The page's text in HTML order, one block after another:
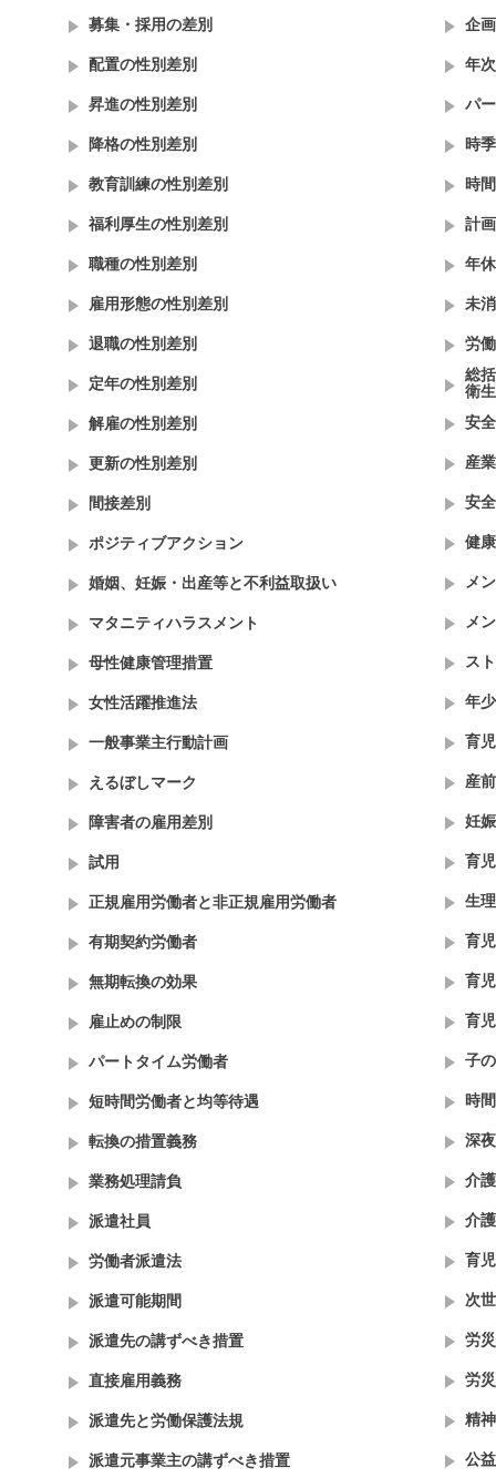
募集・採用の差別
配置の性別差別
昇進の性別差別
降格の性別差別
教育訓練の性別差別
福利厚生の性別差別
職種の性別差別
雇用形態の性別差別
退職の性別差別
定年の性別差別
解雇の性別差別
更新の性別差別
間接差別
ポジティブアクション
婚姻、妊娠・出産等と不利益取扱い
マタニティハラスメント
母性健康管理措置
女性活躍推進法
一般事業主行動計画
えるぼしマーク
障害者の雇用差別
試用
正規雇用労働者と非正規雇用労働者
有期契約労働者
無期転換の効果
雇止めの制限
パートタイム労働者
短時間労働者と均等待遇
転換の措置義務
業務処理請負
派遣社員
労働者派遣法
派遣可能期間
派遣先の講ずべき措置
直接雇用義務
派遣先と労働保護法規
派遣元事業主の講ずべき措置
企
年
パ
時
時
計
年
未
労
総
衛
安
産
安
健
メ
メ
ス
年
育
産
妊
育
生
育
育
育
子
時
深
介
介
育
次
労
労
精
公